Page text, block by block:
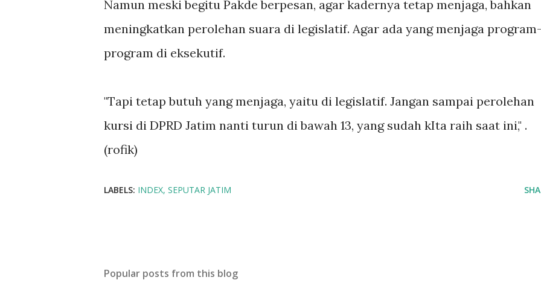
Namun meski begitu Pakde berpesan, agar kadernya tetap menjaga, bahkan
meningkatkan perolehan suara di legislatif. Agar ada yang menjaga
program di eksekutif.
"Tapi tetap butuh yang menjaga, yaitu di legislatif. Jangan sampai perolehan
kursi di DPRD Jatim nanti turun di bawah 13, yang sudah kIta raih saat ini," .
(rofik)
LABELS: INDEX SEPUTAR JATIM
Popular posts from this blog